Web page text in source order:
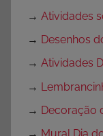
→ Atividades
→ Desenhos
→ Atividades
→
→ Decoração